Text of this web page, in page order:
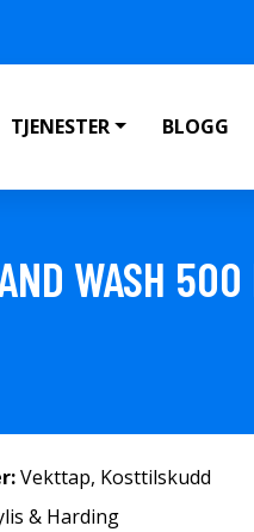
TJENESTER BLOGG
WASH 500
Vekttap, Kosttilskudd
& Harding